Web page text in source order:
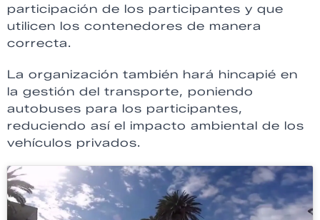
participación de los participantes y que
utilicen los contenedores de manera
correcta.
La organización también hará hincapié en
la gestión del transporte, poniendo
autobuses para los participantes,
reduciendo así el impacto ambiental de los
vehículos privados.